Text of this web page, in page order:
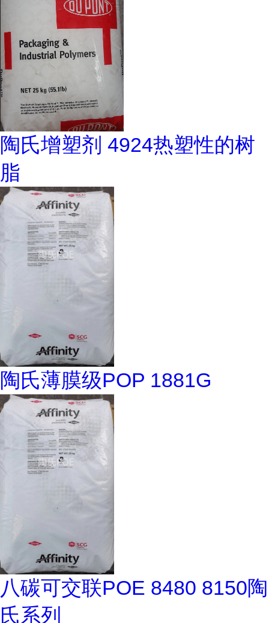
陶氏增塑剂 4924热塑性的树
脂
陶氏薄膜级POP 1881G
八碳可交联POE 8480 8150陶
氏系列